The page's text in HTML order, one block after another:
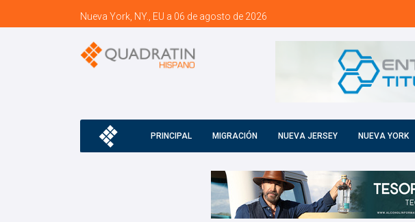
Nueva York, NY., EU a 06 de agosto de 2026
PRINCIPAL MIGRACIÓN NUEVA JERSEY NUEVA YORK